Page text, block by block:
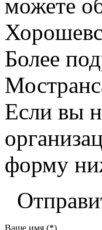
можете
Более
Если вы
форму
Ваше имя (*)